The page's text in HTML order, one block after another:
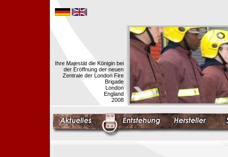
Ihre Majestät die Königin bei
der Eröffnung der neuen
Zentrale der London Fire
Brigade
London
England
2008